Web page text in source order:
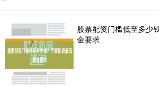
股票配资门槛低至多少
金要求